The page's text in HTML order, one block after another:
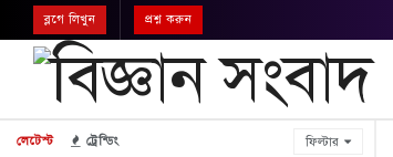
লেটেস্ট ট্রেন্ডিং ফিল্টার
ব্লগে লিখুন প্রশ্ন করুন